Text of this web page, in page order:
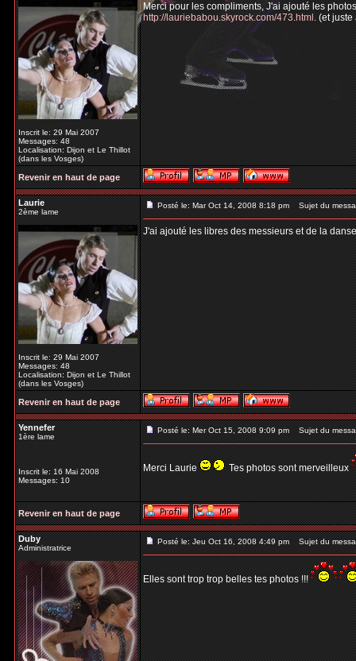
Inscrit le: 29 Mai 2007
Messages: 48
Localisation: Dijon et Le Thillot
(dans les Vosges)
Merci pour les compliments, J'ai ajouté les
http://lauriebabou.skyrock.com/473.html.(et juste
Revenir en haut de page
Laurie
2ème lame
Inscrit le: 29 Mai 2007
Messages: 48
Localisation: Dijon et Le Thillot
(dans les Vosges)
Posté le: Mar Oct 14, 2008 8:18 pm Sujet du
J'ai ajouté les libres des messieurs et de la danse
Revenir en haut de page
Yennefer
1ère lame
Inscrit le: 16 Mai 2008
Messages: 10
Posté le: Mer Oct 15, 2008 9:09 pm Sujet du
Merci Laurie Tes photos sont merveilleux
Revenir en haut de page
Duby
Administratrice
Posté le: Jeu Oct 16, 2008 4:49 pm Sujet du
Elles sont trop trop belles tes photos !!!